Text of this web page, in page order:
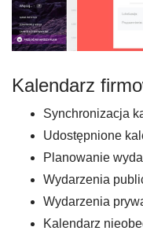
Kalendarz
Synchronizacja
Udostępnione
Planowanie
Wydarzenia
Wydarzenia
Kalendarz